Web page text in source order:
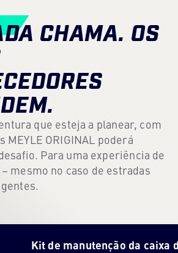
CHAMA. OS
que esteja a planear, com
MEYLE ORIGINAL poderá
Para uma experiência de
mesmo no caso de estradas
manutenção da caixa de